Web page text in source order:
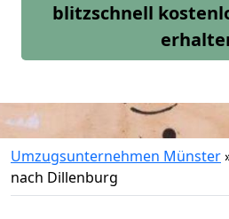
blitzschnell
Umzugsunternehmen Münster
nach Dillenburg